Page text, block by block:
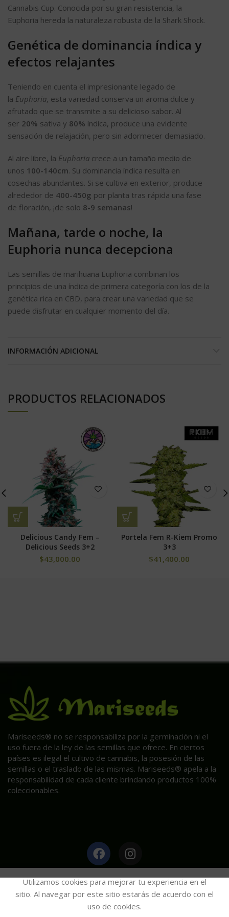
Cannabis Cup. Conocida por su gran resistencia, la
Euphoria hereda la naturaleza robusta de la Shark Shock.
Genética de dominancia índica y
efectos relajantes
Teniendo en cuenta el impresionante legado de
la Euphoria, esta variedad conserva un aroma dulce y
afrutado que se transmite a su delicioso sabor. Al
ser 20% sativa y 80% índica, produce una evidente
sensación de relajación, pero sin adormecer demasiado.
Al aire libre, la Euphoria crece a un tamaño medio de
unos 100-140cm. Su dominancia índica resulta en
cosechas abundantes. Si se cultiva en exterior, produce
alrededor de 400-450g por planta tras rápida una fase
de floración, ¡de solo 8-9 semanas!
Mañana, tarde o noche, la
Euphoria nunca decepciona
Las semillas de marihuana Euphoria combinan los
principios de una índica de primera categoría con los de la
genética rica en CBD, para crear una variedad que se
puede disfrutar en cualquier momento del día.
INFORMACIÓN ADICIONAL
PRODUCTOS RELACIONADOS
Delicious Candy Fem –
Delicious Seeds 3+2
$43,000.00
Portela Fem R-Kiem Promo
3+3
$41,400.00
Mariseeds® no se responsabiliza por la germinación ni el
uso fuera de la ley de las semillas que ofrece. En ciertos
países es ilegal el cultivo de cannabis, la posesión de las
semillas o el traslado de las mismas. Mariseeds® apela a la
responsabilidad de cada cliente brindando productos 100%
coleccionables.
HAGA CLIC AQUÍ PARA INFORMACIÓN POST VENTA.
Utilizamos cookies para mejorar tu experiencia en el
sitio. Al navegar por este sitio estarás de acuerdo con el
uso de cookies.